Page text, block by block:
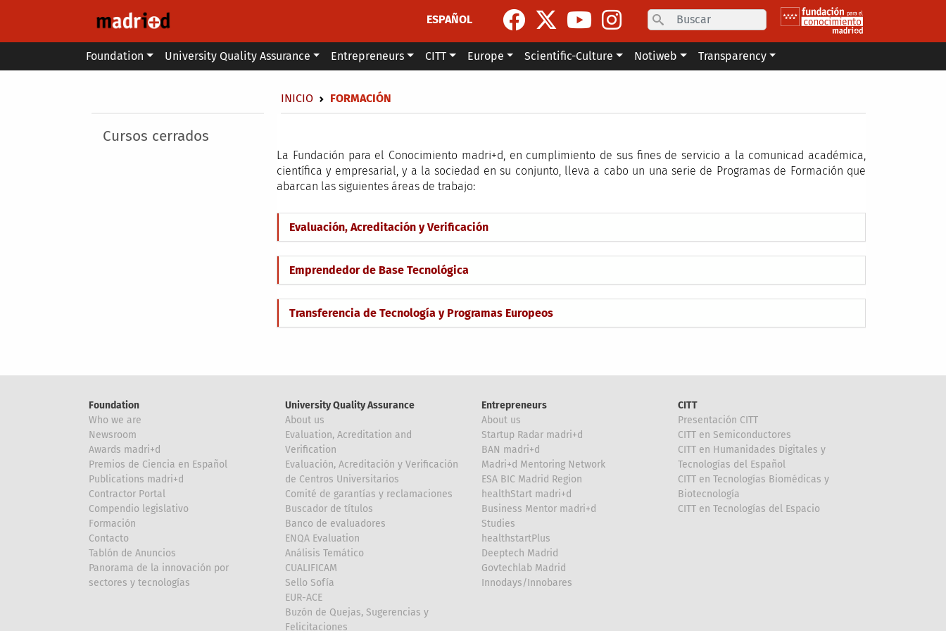
ESPAÑOL
Search
Main menu
Foundation University Quality Assurance Entrepreneurs CITT Europe Scientific-Culture Notiweb Transparency
Breadcrumb
INICIO FORMACIÓN
Main menu
Cursos cerrados
La Fundación para el Conocimiento madri+d, en cumplimiento de sus fines de servicio a la comunicad académica,
científica y empresarial, y a la sociedad en su conjunto, lleva a cabo un una serie de Programas de Formación que
abarcan las siguientes áreas de trabajo:
Evaluación, Acreditación y Verificación
Emprendedor de Base Tecnológica
Transferencia de Tecnología y Programas Europeos
Foundation
Who we are
Newsroom
Awards madri+d
Premios de Ciencia en Español
Publications madri+d
Contractor Portal
Compendio legislativo
Formación
Contacto
Tablón de Anuncios
Panorama de la innovación por
sectores y tecnologías
University Quality Assurance
About us
Evaluation, Acreditation and
Verification
Evaluación, Acreditación y Verificación
de Centros Universitarios
Comité de garantías y reclamaciones
Buscador de títulos
Banco de evaluadores
ENQA Evaluation
Análisis Temático
CUALIFICAM
Sello Sofía
EUR-ACE
Buzón de Quejas, Sugerencias y
Felicitaciones
Entrepreneurs
About us
Startup Radar madri+d
BAN madri+d
Madri+d Mentoring Network
ESA BIC Madrid Region
healthStart madri+d
Business Mentor madri+d
Studies
healthstartPlus
Deeptech Madrid
Govtechlab Madrid
Innodays/Innobares
CITT
Presentación CITT
CITT en Semiconductores
CITT en Humanidades Digitales y
Tecnologías del Español
CITT en Tecnologías Biomédicas y
Biotecnología
CITT en Tecnologías del Espacio